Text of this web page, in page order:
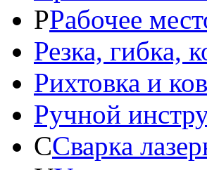
РРабочее
Резка, гибка,
Рихтовка и
Ручной
ССварка